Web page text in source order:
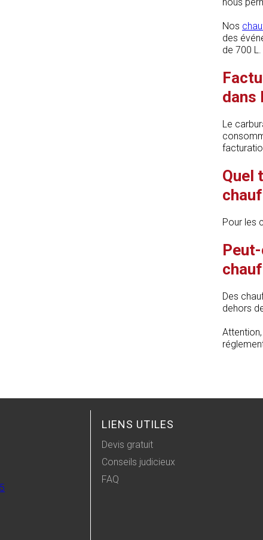
Nos
des
de 700 L.
dans
Le
Quel
Pour les
Des
dehors
LIENS UTILES
Devis gratuit
Conseils judicieux
FAQ